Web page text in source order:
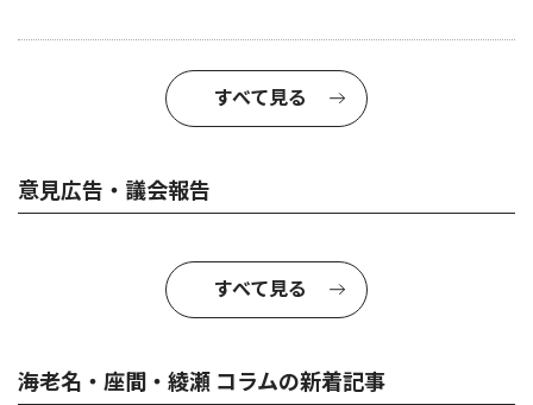
すべて見る
意見広告・議会報告
すべて見る
海老名・座間・綾瀬 コラムの新着記事